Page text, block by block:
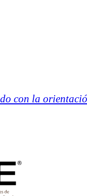
con la